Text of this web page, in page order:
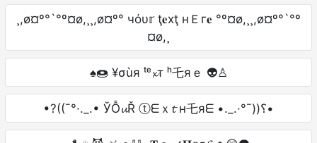
¸,ø¤º°`°º¤ø,¸¸,ø¤º° чόυ𝕣 ţ𝐞xţ нＥг𝐞 °º¤ø,¸¸,ø¤º°`°º
¤ø,¸
♠🍩 ¥σùя ᵗᵉ𝔁т ʰ乇яｅ 👽♙
•?((¯°·._.• ЎỖ𝓾Ř ⓣᗴｘ𝓽 н乇яᗴ •._.·°¯))؟•